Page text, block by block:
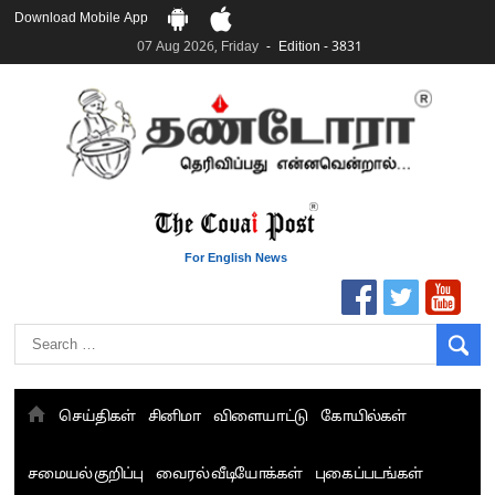
Download Mobile App
07 Aug 2026, Friday
Edition - 3831
For English News
செய்திகள் சினிமா விளையாட்டு கோயில்கள்
சமையல் குறிப்பு வைரல் வீடியோக்கள் புகைப்படங்கள்